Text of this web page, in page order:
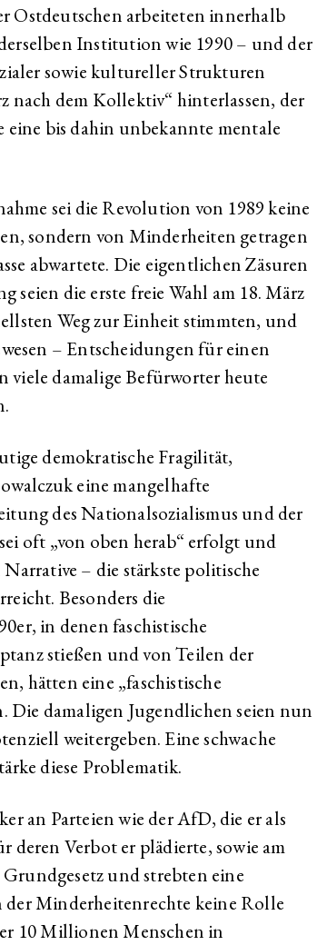
Ostdeutschen arbeiteten innerhalb
Institution wie 1990 – und der
sowie kultureller Strukturen
nach dem Kollektiv“ hinterlassen, der
eine bis dahin unbekannte mentale
sei die Revolution von 1989 keine
sondern von Minderheiten getragen
abwartete. Die eigentlichen Zäsuren
seien die erste freie Wahl am 18. März
Weg zur Einheit stimmten, und
– Entscheidungen für einen
viele damalige Befürworter heute
demokratische Fragilität,
eine mangelhafte
des Nationalsozialismus und der
oft „von oben herab“ erfolgt und
– die stärkste politische
Besonders die
in denen faschistische
stießen und von Teilen der
hätten eine „faschistische
damaligen Jugendlichen seien nun
weitergeben. Eine schwache
diese Problematik.
an Parteien wie der AfD, die er als
deren Verbot er plädierte, sowie am
Grundgesetz und strebten eine
Minderheitenrechte keine Rolle
10 Millionen Menschen in